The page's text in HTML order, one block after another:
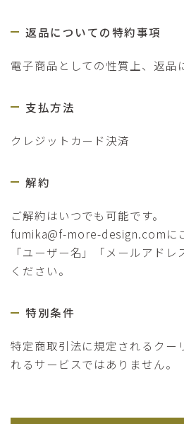
返品についての特約事項
電子商品としての性質上、返品
支払方法
クレジットカード決済
解約
ご解約はいつでも可能です。
fumika@f-more-design.comに
「ユーザー名」「メールアド
ください。
特別条件
特定商取引法に規定されるクー
れるサービスではありません。